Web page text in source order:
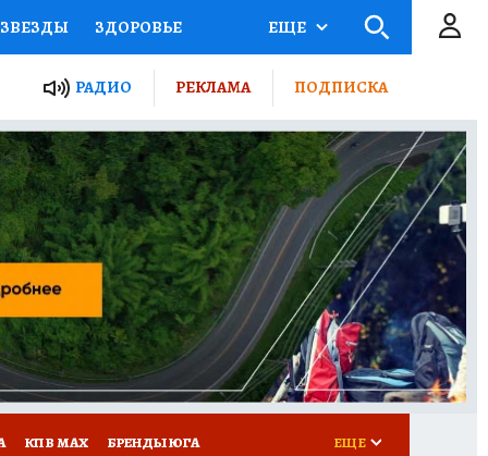
ЗВЕЗДЫ ЗДОРОВЬЕ
РОССИИ
ПУТЕВОДИТЕЛЬ
ТУРИЗМ
ПОТРЕБИТЕЛЯ РЕКЛАМА
ЕЩЕ
РАДИО РЕКЛАМА ПОДПИСКА
КП В МАХ БРЕНДЫ ЮГА ЕЩЕ